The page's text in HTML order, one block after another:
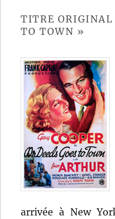
TITRE ORIGINAL
TO TOWN »
arrivée à New